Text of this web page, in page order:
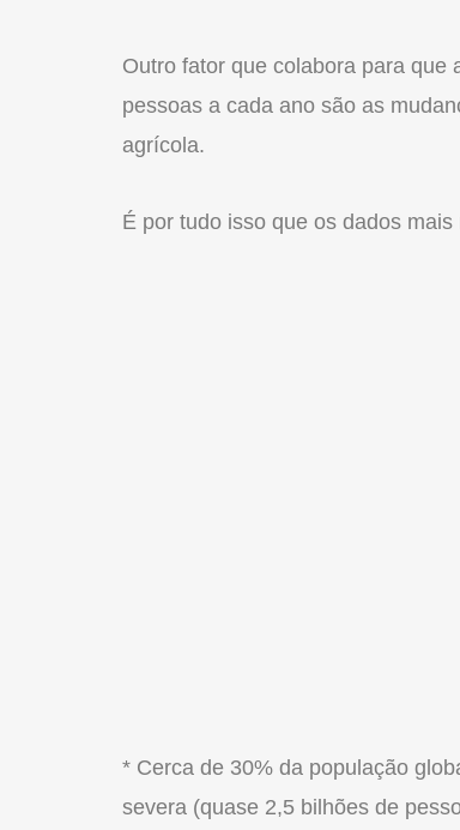
Outro fator que colabora para que
pessoas a cada ano são as
agrícola.
É por tudo isso que os dados
* Cerca de 30% da população
severa (quase 2,5 bilhões de